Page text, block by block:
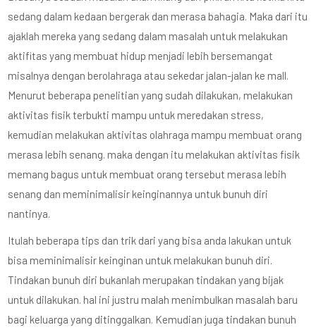
sedang dalam kedaan bergerak dan merasa bahagia. Maka dari itu
ajaklah mereka yang sedang dalam masalah untuk melakukan
aktifitas yang membuat hidup menjadi lebih bersemangat
misalnya dengan berolahraga atau sekedar jalan-jalan ke mall.
Menurut beberapa penelitian yang sudah dilakukan, melakukan
aktivitas fisik terbukti mampu untuk meredakan stress,
kemudian melakukan aktivitas olahraga mampu membuat orang
merasa lebih senang. maka dengan itu melakukan aktivitas fisik
memang bagus untuk membuat orang tersebut merasa lebih
senang dan meminimalisir keinginannya untuk bunuh diri
nantinya.
Itulah beberapa tips dan trik dari yang bisa anda lakukan untuk
bisa meminimalisir keinginan untuk melakukan bunuh diri.
Tindakan bunuh diri bukanlah merupakan tindakan yang bijak
untuk dilakukan. hal ini justru malah menimbulkan masalah baru
bagi keluarga yang ditinggalkan. Kemudian juga tindakan bunuh